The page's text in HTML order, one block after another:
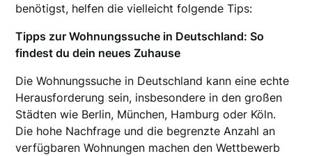
benötigst, helfen die vielleicht folgende Tips:
Tipps zur Wohnungssuche in Deutschland: So
findest du dein neues Zuhause
Die Wohnungssuche in Deutschland kann eine echte
Herausforderung sein, insbesondere in den großen
Städten wie Berlin, München, Hamburg oder Köln.
Die hohe Nachfrage und die begrenzte Anzahl an
verfügbaren Wohnungen machen den Wettbewerb